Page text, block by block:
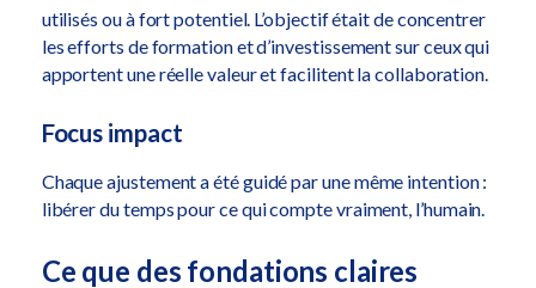
utilisés ou à fort potentiel. L’objectif était de concentrer
les efforts de formation et d’investissement sur ceux qui
apportent une réelle valeur et facilitent la collaboration.
Focus impact
Chaque ajustement a été guidé par une même intention :
libérer du temps pour ce qui compte vraiment, l’humain.
Ce que des fondations claires